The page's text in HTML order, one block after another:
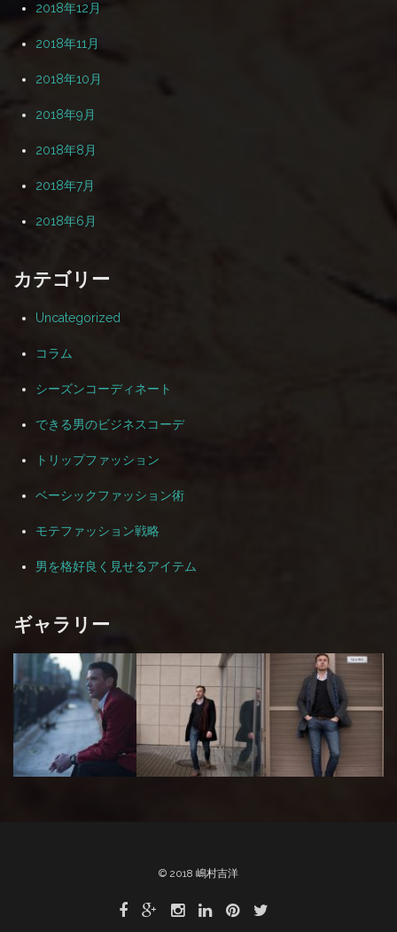
2018年12月
2018年11月
2018年10月
2018年9月
2018年8月
2018年7月
2018年6月
カテゴリー
Uncategorized
コラム
シーズンコーディネート
できる男のビジネスコーデ
トリップファッション
ベーシックファッション術
モテファッション戦略
男を格好良く見せるアイテム
ギャラリー
© 2018 嶋村吉洋